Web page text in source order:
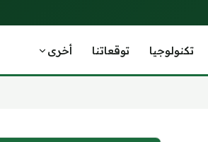
تكنولوجيا توقعاتنا أخرى